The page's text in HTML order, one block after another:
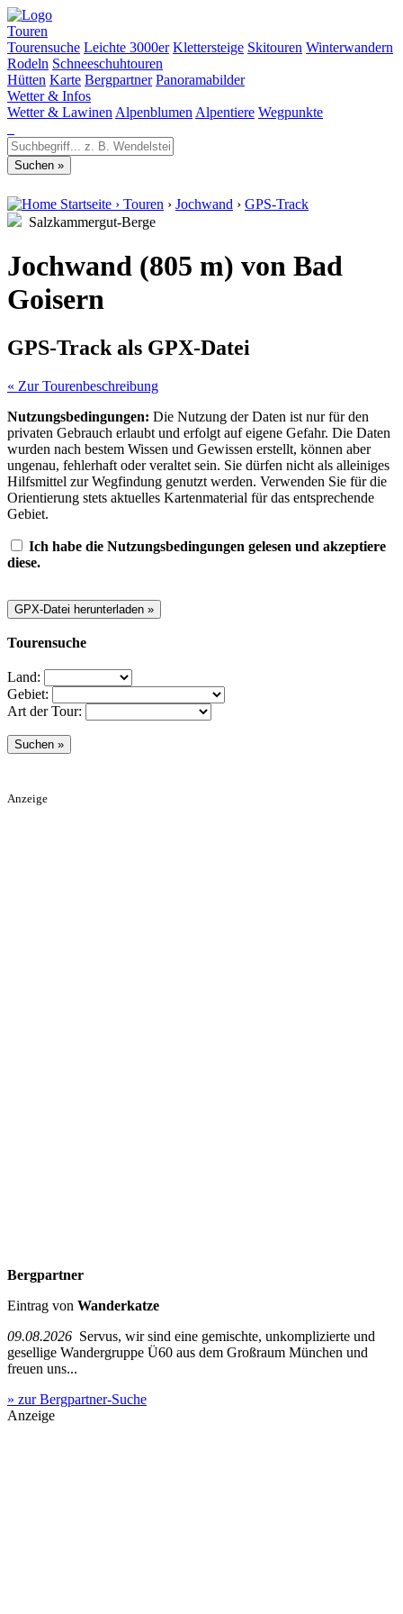
Touren
Tourensuche Leichte 3000er Klettersteige Skitouren Winterwandern
Rodeln Schneeschuhtouren
Hütten Karte Bergpartner Panoramabilder
Wetter & Infos
Wetter & Lawinen Alpenblumen Alpentiere Wegpunkte
Startseite › Touren › Jochwand › GPS-Track
Salzkammergut-Berge
Jochwand (805 m) von Bad
Goisern
GPS-Track als GPX-Datei
« Zur Tourenbeschreibung
Nutzungsbedingungen: Die Nutzung der Daten ist nur für den
privaten Gebrauch erlaubt und erfolgt auf eigene Gefahr. Die Daten
wurden nach bestem Wissen und Gewissen erstellt, können aber
ungenau, fehlerhaft oder veraltet sein. Sie dürfen nicht als alleiniges
Hilfsmittel zur Wegfindung genutzt werden. Verwenden Sie für die
Orientierung stets aktuelles Kartenmaterial für das entsprechende
Gebiet.
Ich habe die Nutzungsbedingungen gelesen und akzeptiere
diese.
Tourensuche
Land:
Gebiet:
Art der Tour:
Anzeige
Bergpartner
Eintrag von Wanderkatze
09.08.2026 Servus, wir sind eine gemischte, unkomplizierte und
gesellige Wandergruppe Ü60 aus dem Großraum München und
freuen uns...
» zur Bergpartner-Suche
Anzeige